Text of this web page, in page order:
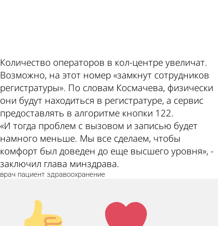
Количество операторов в кол-центре увеличат.
Возможно, на этот номер «замкнут сотрудников
регистратуры». По словам Космачева, физически
они будут находиться в регистратуре, а сервис
предоставлять в алгоритме кнопки 122.
«И тогда проблем с вызовом и записью будет
намного меньше. Мы все сделаем, чтобы
комфорт был доведен до еще высшего уровня», -
заключил глава минздрава.
врач пациент здравоохранение
Палец
вверх!
Лайк!